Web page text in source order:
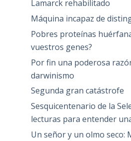
Lamarck rehabilitado
Máquina incapaz de
Pobres proteínas
vuestros genes?
Por fin una poderosa
darwinismo
Segunda gran catástrofe
Sesquicentenario de la
lecturas para entender
Un señor y un olmo seco: